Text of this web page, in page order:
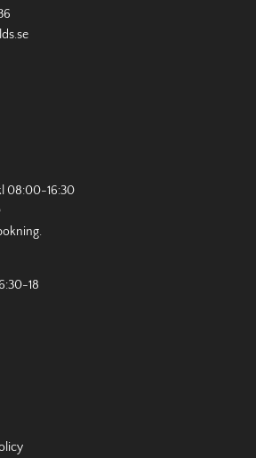
08:00-16:30
.
18